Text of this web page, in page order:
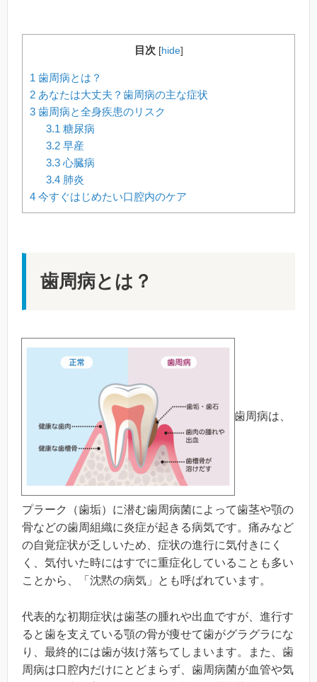
目次 [hide]
1 歯周病とは？
2 あなたは大丈夫？歯周病の主な症状
3 歯周病と全身疾患のリスク
3.1 糖尿病
3.2早産
3.3心臓病
3.4肺炎
4 今すぐはじめたい口腔内のケア
歯周病とは？
歯周病は、
プラーク（歯垢）に潜む歯周病菌によって歯茎や顎の
骨などの歯周組織に炎症が起きる病気です。痛みなど
の自覚症状が乏しいため、症状の進行に気付きにく
く、気付いた時にはすでに重症化していることも多い
ことから、「沈黙の病気」とも呼ばれています。
代表的な初期症状は歯茎の腫れや出血ですが、進行す
ると歯を支えている顎の骨が痩せて歯がグラグラにな
り、最終的には歯が抜け落ちてしまいます。また、歯
周病は口腔内だけにとどまらず、歯周病菌が血管や気